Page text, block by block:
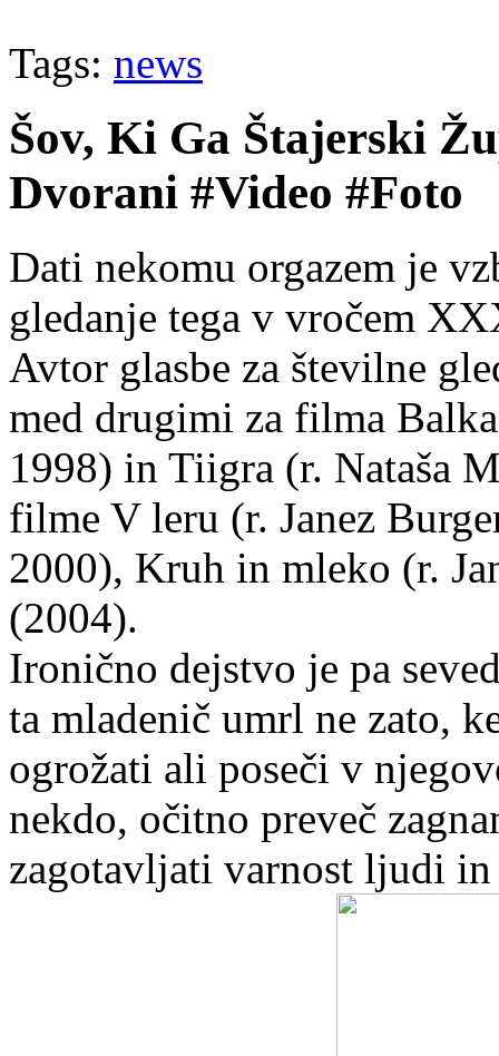
Tags: news
Šov, Ki Ga Štajerski
Dvorani #Video #Foto
Dati nekomu orgazem je
gledanje tega v vročem
Avtor glasbe za številne
med drugimi za filma
1998) in Tiigra (r. Nataša
filme V leru (r. Janez
2000), Kruh in mleko (r.
(2004).
Ironično dejstvo je pa
ta mladenič umrl ne zato,
ogrožati ali poseči v
nekdo, očitno preveč
zagotavljati varnost ljudi in